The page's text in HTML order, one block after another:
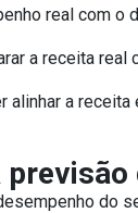
real com o
a receita
alinhar a
do